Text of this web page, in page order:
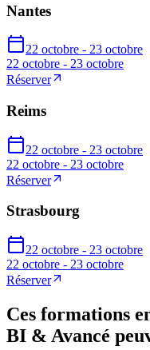
Nantes
22 octobre - 23 octobre
22 octobre - 23 octobre
Réserver
Reims
22 octobre - 23 octobre
22 octobre - 23 octobre
Réserver
Strasbourg
22 octobre - 23 octobre
22 octobre - 23 octobre
Réserver
Ces formations
BI & Avancé